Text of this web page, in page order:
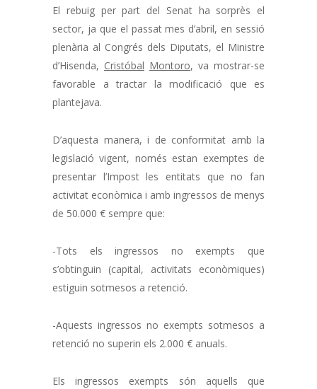
El rebuig per part del Senat ha sorprès el
sector, ja que el passat mes d’abril, en sessió
plenària al Congrés dels Diputats, el Ministre
d’Hisenda, Cristóbal Montoro, va mostrar-se
favorable a tractar la modificació que es
plantejava.
D’aquesta manera, i de conformitat amb la
legislació vigent, només estan exemptes de
presentar l’Impost les entitats que no fan
activitat econòmica i amb ingressos de menys
de 50.000 € sempre que:
-Tots els ingressos no exempts que
s’obtinguin (capital, activitats econòmiques)
estiguin sotmesos a retenció.
-Aquests ingressos no exempts sotmesos a
retenció no superin els 2.000 € anuals.
Els ingressos exempts són aquells que